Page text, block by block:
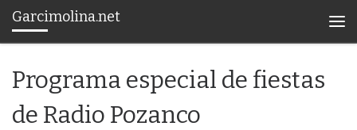
Saltar al contenido
Garcimolina.net
Programa especial de fiestas
de Radio Pozanco